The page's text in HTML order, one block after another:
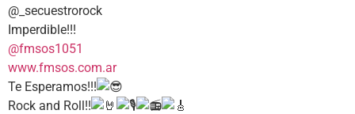
@_secuestrorock
Imperdible!!!
@fmsos1051
www.fmsos.com.ar
Te Esperamos!!!
Rock and Roll!!